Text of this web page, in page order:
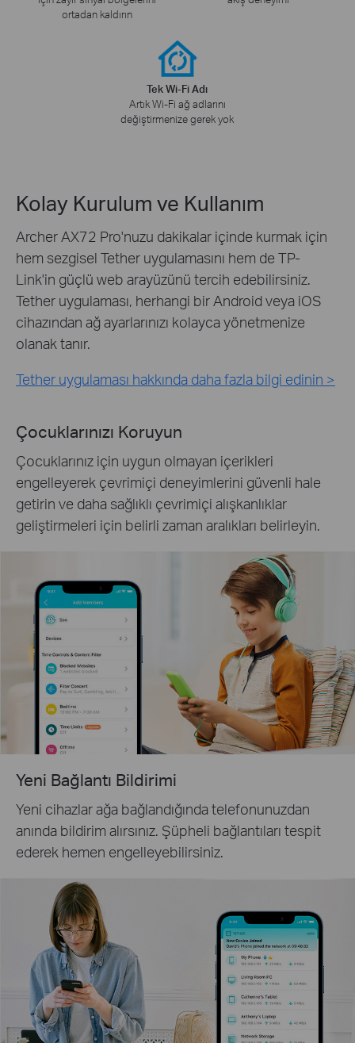
ortadan kaldırın
Tek Wi-Fi Adı
Artık Wi-Fi ağ adlarını
değiştirmenize gerek yok
Kolay Kurulum ve Kullanım
Archer AX72 Pro'nuzu dakikalar içinde kurmak için
hem sezgisel Tether uygulamasını hem de TP-
Link'in güçlü web arayüzünü tercih edebilirsiniz.
Tether uygulaması, herhangi bir Android veya iOS
cihazından ağ ayarlarınızı kolayca yönetmenize
olanak tanır.
Tether uygulaması hakkında daha fazla bilgi edinin >
Çocuklarınızı Koruyun
Çocuklarınız için uygun olmayan içerikleri
engelleyerek çevrimiçi deneyimlerini güvenli hale
getirin ve daha sağlıklı çevrimiçi alışkanlıklar
geliştirmeleri için belirli zaman aralıkları belirleyin.
Yeni Bağlantı Bildirimi
Yeni cihazlar ağa bağlandığında telefonunuzdan
anında bildirim alırsınız. Şüpheli bağlantıları tespit
ederek hemen engelleyebilirsiniz.